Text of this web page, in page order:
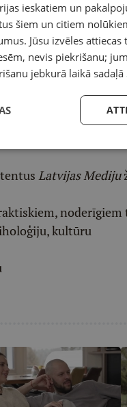
, X,Bluesky, Draugiem
atlasītu noderīgu, praktisku
šeit.
saņem padziļinātu
interviju
Latvijas Mediju
noderīgiem
kultūru
ieskatiem un
šiem un citiem
Jūsu izvēles
nevis piekrišanu;
jebkurā laikā sadaļā